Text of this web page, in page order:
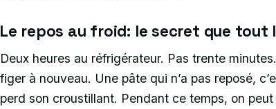
Le repos au froid: le secret que tout
Deux heures au réfrigérateur. Pas trente
figer à nouveau. Une pâte qui n’a pas reposé,
perd son croustillant. Pendant ce temps, on peut